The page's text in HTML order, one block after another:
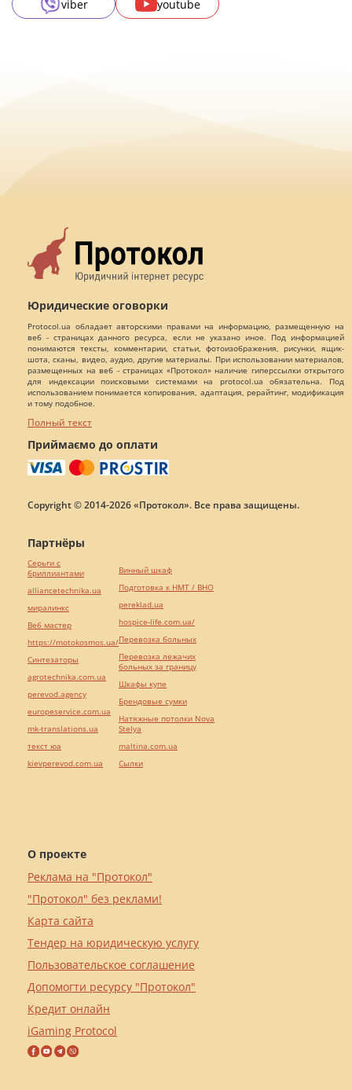
viber
youtube
Юридические оговорки
Protocol.ua обладает авторскими правами на информацию, размещенную на
веб - страницах данного ресурса, если не указано иное. Под информацией
понимаются тексты, комментарии, статьи, фотоизображения, рисунки, ящик-
шота, сканы, видео, аудио, другие материалы. При использовании материалов,
размещенных на веб - страницах «Протокол» наличие гиперссылки открытого
для индексации поисковыми системами на protocol.ua обязательна. Под
использованием понимается копирования, адаптация, рерайтинг, модификация
и тому подобное.
Полный текст
Приймаємо до оплати
Copyright © 2014-2026 «Протокол». Все права защищены.
О проекте
Реклама на "Протокол"
"Протокол" без реклами!
Карта сайта
Тендер на юридическую услугу
Пользовательское соглашение
Допомогти ресурсу "Протокол"
Кредит онлайн
iGaming Protocol
Партнёры
Серьги с
бриллиантами
alliancetechnika.ua
миралинкс
Веб мастер
https://motokosmos.ua/
Синтезаторы
agrotechnika.com.ua
perevod.agency
europeservice.com.ua
mk-translations.ua
текст юа
kievperevod.com.ua
Винный шкаф
Подготовка к НМТ / ВНО
pereklad.ua
hospice-life.com.ua/
Перевозка больных
Перевозка лежачих
больных за границу
Шкафы купе
Брендовые сумки
Натяжные потолки Nova
Stelya
maltina.com.ua
Cылки